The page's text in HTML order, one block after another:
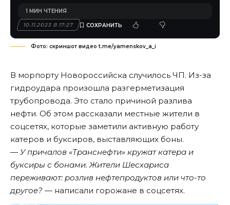
10.11.2023 В 17:27
1 МИН ЧТЕНИЯ
Фото: скриншот видео t.me/yamenskov_a_i
В морпорту Новороссийска случилось ЧП. Из-за
гидроудара произошла разгерметизация
трубопровода. Это стало причиной разлива
нефти. Об этом рассказали местные жители в
соцсетях, которые заметили активную работу
катеров и буксиров, выставляющих боны.
— У причалов «Транснефти» кружат катера и
буксиры с бонами. Жители Шесхариса
переживают: розлив нефтепродуктов или что-то
другое? — написали горожане в соцсетях.